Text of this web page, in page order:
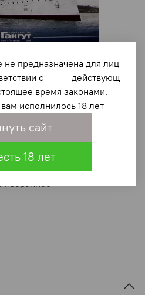
Крейсер II ранга
избранное
предназначена для лиц
с действующ
время законами.
исполнилось 18 лет
сайт
18 лет